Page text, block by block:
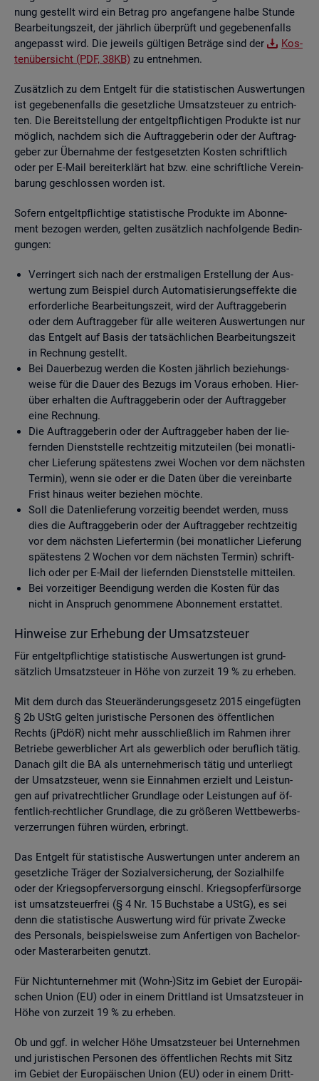
nung ge­stellt wird ein Be­trag pro an­ge­fan­ge­ne halbe Stun­de
Be­ar­bei­tungs­zeit, der jähr­lich über­prüft und ge­ge­be­nen­falls
an­ge­passt wird. Die je­weils gül­ti­gen Be­trä­ge sind der
Kos­
ten­über­sicht (PDF, 38KB) zu ent­neh­men.
Zu­sätz­lich zu dem Ent­gelt für die sta­tis­ti­schen Aus­wer­tun­gen
ist ge­ge­be­nen­falls die ge­setz­li­che Um­satz­steu­er zu ent­rich­
ten. Die Be­reit­stel­lung der ent­gelt­pflich­ti­gen Pro­duk­te ist nur
mög­lich, nach­dem sich die Auf­trag­ge­be­rin oder der Auf­trag­
ge­ber zur Über­nah­me der fest­ge­setz­ten Kos­ten schrift­lich
oder per E-Mail be­reit­er­klärt hat bzw. eine schrift­li­che Ver­ein­
ba­rung ge­schlos­sen wor­den ist.
So­fern ent­gelt­pflich­ti­ge sta­tis­ti­sche Pro­duk­te im Abon­ne­
ment be­zo­gen wer­den, gel­ten zu­sätz­lich nach­fol­gen­de Be­din­
gun­gen:
Ver­rin­gert sich nach der erst­ma­li­gen Er­stel­lung der Aus­
wer­tung zum Bei­spiel durch Au­to­ma­ti­sie­rungs­ef­fek­te die
er­for­der­li­che Be­ar­bei­tungs­zeit, wird der Auf­trag­ge­be­rin
oder dem Auf­trag­ge­ber für alle wei­te­ren Aus­wer­tun­gen nur
das Ent­gelt auf Basis der tat­säch­li­chen Be­ar­bei­tungs­zeit
in Rech­nung ge­stellt.
Bei Dau­er­be­zug wer­den die Kos­ten jähr­lich be­zie­hungs­
wei­se für die Dauer des Be­zugs im Vor­aus er­ho­ben. Hier­
über er­hal­ten die Auf­trag­ge­be­rin oder der Auf­trag­ge­ber
eine Rech­nung.
Die Auf­trag­ge­be­rin oder der Auf­trag­ge­ber haben der lie­
fern­den Dienst­stel­le recht­zei­tig mit­zu­tei­len (bei mo­nat­li­
cher Lie­fe­rung spä­tes­tens zwei Wo­chen vor dem nächs­ten
Ter­min), wenn sie oder er die Daten über die ver­ein­bar­te
Frist hin­aus wei­ter be­zie­hen möch­te.
Soll die Da­ten­lie­fe­rung vor­zei­tig be­en­det wer­den, muss
dies die Auf­trag­ge­be­rin oder der Auf­trag­ge­ber recht­zei­tig
vor dem nächs­ten Lie­fer­ter­min (bei mo­nat­li­cher Lie­fe­rung
spä­tes­tens 2 Wo­chen vor dem nächs­ten Ter­min) schrift­
lich oder per E-Mail der lie­fern­den Dienst­stel­le mit­tei­len.
Bei vor­zei­ti­ger Be­en­di­gung wer­den die Kos­ten für das
nicht in An­spruch ge­nom­me­ne Abon­ne­ment er­stat­tet.
Hin­wei­se zur Er­he­bung der Um­satz­steu­er
Für ent­gelt­pflich­ti­ge sta­tis­ti­sche Aus­wer­tun­gen ist grund­
sätz­lich Um­satz­steu­er in Höhe von zur­zeit 19 % zu er­he­ben.
Mit dem durch das Steu­er­än­de­rungs­ge­setz 2015 ein­ge­füg­ten
§ 2b UStG gel­ten ju­ris­ti­sche Per­so­nen des öf­fent­li­chen
Rechts (jPdöR) nicht mehr aus­schlie­ß­lich im Rah­men ihrer
Be­trie­be ge­werb­li­cher Art als ge­werb­lich oder be­ruf­lich tätig.
Da­nach gilt die BA als un­ter­neh­me­risch tätig und un­ter­liegt
der Um­satz­steu­er, wenn sie Ein­nah­men er­zielt und Leis­tun­
gen auf pri­vat­recht­li­cher Grund­la­ge oder Leis­tun­gen auf öf­
fent­lich-recht­li­cher Grund­la­ge, die zu grö­ße­ren Wett­be­werbs­
ver­zer­run­gen füh­ren wür­den, er­bringt.
Das Ent­gelt für sta­tis­ti­sche Aus­wer­tun­gen unter an­de­rem an
ge­setz­li­che Trä­ger der So­zi­al­ver­si­che­rung, der So­zi­al­hil­fe
oder der Kriegs­op­fer­ver­sor­gung einschl. Kriegs­op­fer­für­sor­ge
ist um­satz­steu­er­frei (§ 4 Nr. 15 Buch­sta­be a UStG), es sei
denn die sta­tis­ti­sche Aus­wer­tung wird für pri­va­te Zwe­cke
des Per­so­nals, bei­spiels­wei­se zum An­fer­ti­gen von Ba­che­lor-
oder Mas­ter­ar­bei­ten ge­nutzt.
Für Nicht­un­ter­neh­mer mit (Wohn-)Sitz im Ge­biet der Eu­ro­päi­
schen Union (EU) oder in einem Dritt­land ist Um­satz­steu­er in
Höhe von zur­zeit 19 % zu er­he­ben.
Ob und ggf. in wel­cher Höhe Um­satz­steu­er bei Un­ter­neh­men
und ju­ris­ti­schen Per­so­nen des öf­fent­li­chen Rechts mit Sitz
im Ge­biet der Eu­ro­päi­schen Union (EU) oder in einem Dritt­